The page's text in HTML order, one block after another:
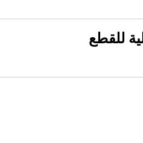
للقطع